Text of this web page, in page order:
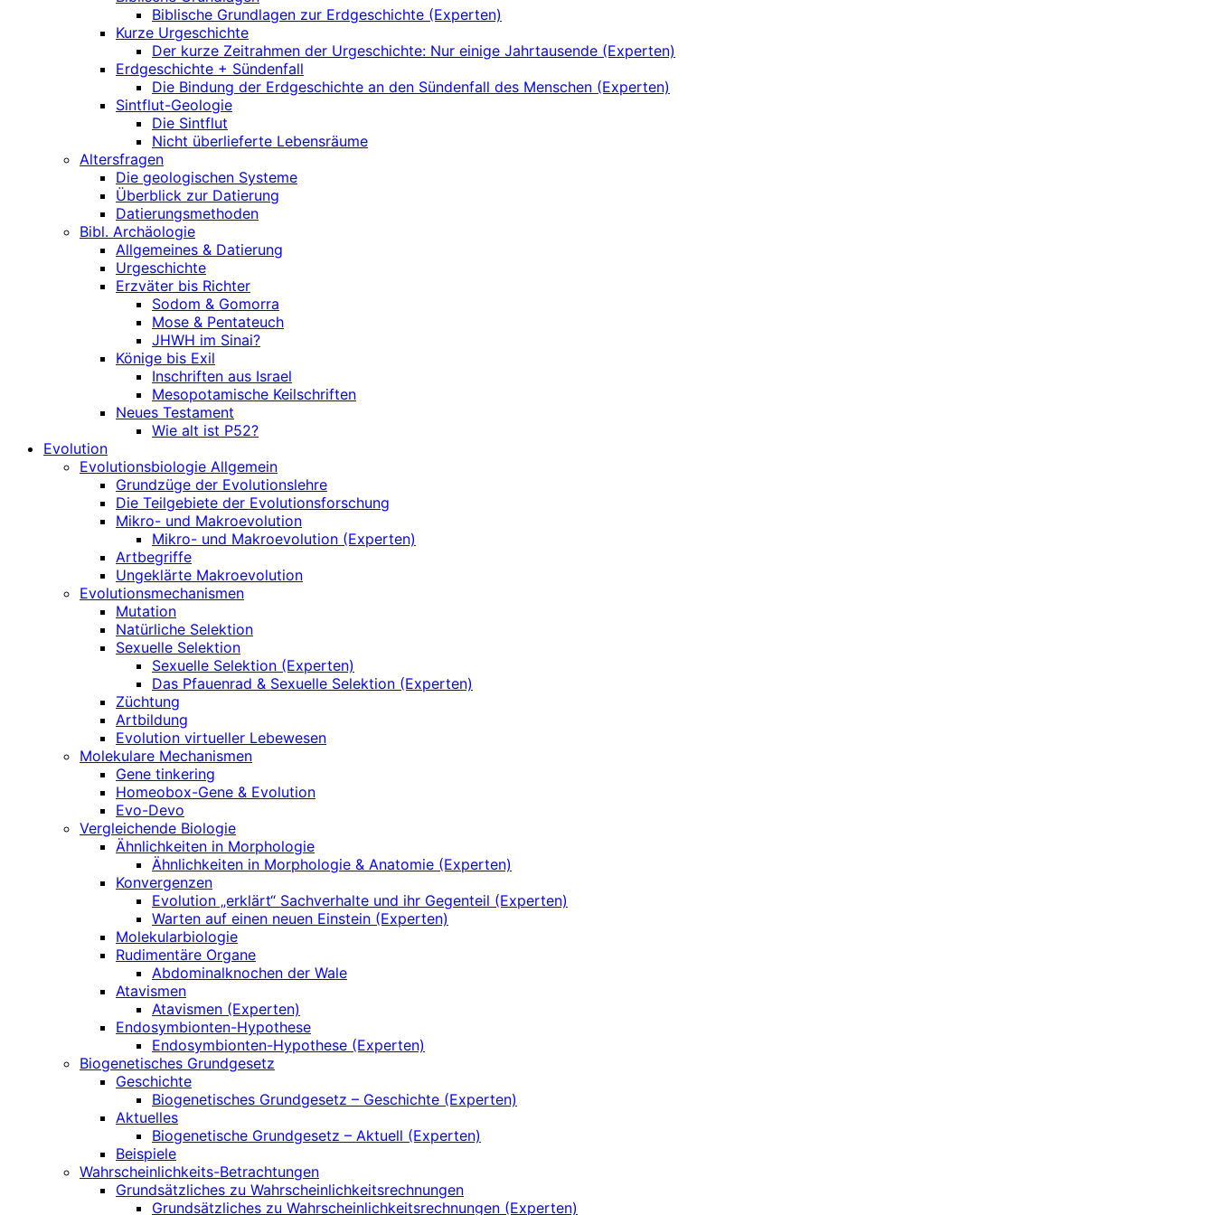
Biblische Grundlagen zur Erdgeschichte (Experten)
Kurze Urgeschichte
Der kurze Zeitrahmen der Urgeschichte: Nur einige Jahrtausende (Experten)
Erdgeschichte + Sündenfall
Die Bindung der Erdgeschichte an den Sündenfall des Menschen (Experten)
Sintflut-Geologie
Die Sintflut
Nicht überlieferte Lebensräume
Altersfragen
Die geologischen Systeme
Überblick zur Datierung
Datierungsmethoden
Bibl. Archäologie
Allgemeines & Datierung
Urgeschichte
Erzväter bis Richter
Sodom & Gomorra
Mose & Pentateuch
JHWH im Sinai?
Könige bis Exil
Inschriften aus Israel
Mesopotamische Keilschriften
Neues Testament
Wie alt ist P52?
Evolution
Evolutionsbiologie Allgemein
Grundzüge der Evolutionslehre
Die Teilgebiete der Evolutionsforschung
Mikro- und Makroevolution
Mikro- und Makroevolution (Experten)
Artbegriffe
Ungeklärte Makroevolution
Evolutionsmechanismen
Mutation
Natürliche Selektion
Sexuelle Selektion
Sexuelle Selektion (Experten)
Das Pfauenrad & Sexuelle Selektion (Experten)
Züchtung
Artbildung
Evolution virtueller Lebewesen
Molekulare Mechanismen
Gene tinkering
Homeobox-Gene & Evolution
Evo-Devo
Vergleichende Biologie
Ähnlichkeiten in Morphologie
Ähnlichkeiten in Morphologie & Anatomie (Experten)
Konvergenzen
Evolution „erklärt“ Sachverhalte und ihr Gegenteil (Experten)
Warten auf einen neuen Einstein (Experten)
Molekularbiologie
Rudimentäre Organe
Abdominalknochen der Wale
Atavismen
Atavismen (Experten)
Endosymbionten-Hypothese
Endosymbionten-Hypothese (Experten)
Biogenetisches Grundgesetz
Geschichte
Biogenetisches Grundgesetz – Geschichte (Experten)
Aktuelles
Biogenetische Grundgesetz – Aktuell (Experten)
Beispiele
Wahrscheinlichkeits-Betrachtungen
Grundsätzliches zu Wahrscheinlichkeitsrechnungen
Grundsätzliches zu Wahrscheinlichkeitsrechnungen (Experten)